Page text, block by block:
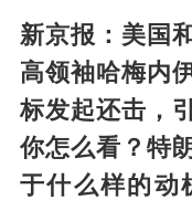
新京报：美国
高领袖哈梅内
标发起还击，
你怎么看？特
于什么样的动